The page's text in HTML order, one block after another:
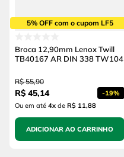
5% OFF com o cupom LF5
Broca 12,90mm Lenox Twill
TB40167 AR DIN 338 TW104
R$ 55,90
R$ 45,14 -19%
Ou em até 4x de R$ 11,88
ADICIONAR AO CARRINHO